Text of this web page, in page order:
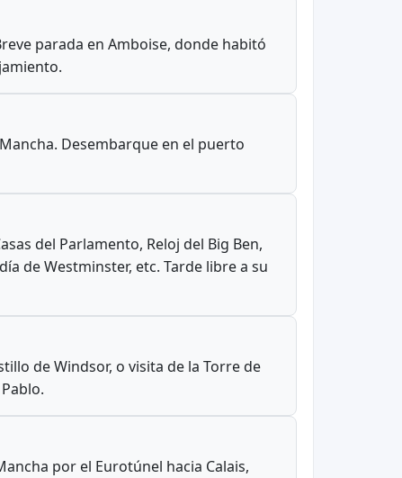
parada en Amboise, donde habitó
Desembarque en el puerto
del Parlamento, Reloj del Big Ben,
de Westminster, etc. Tarde libre a su
de Windsor, o visita de la Torre de
por el Eurotúnel hacia Calais,